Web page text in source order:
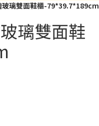
玻璃雙面鞋櫃-79*39.7*189cm
璃雙面鞋